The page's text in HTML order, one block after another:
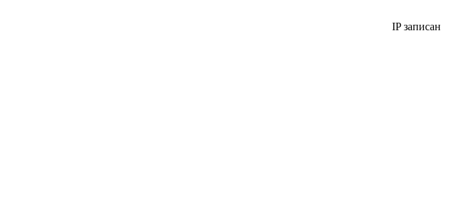
IP записан